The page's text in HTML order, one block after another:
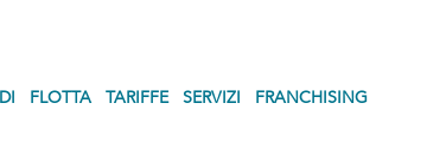
FLOTTA TARIFFE SERVIZI FRANCHISING